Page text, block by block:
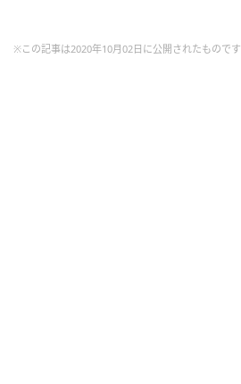
※この記事は2020年10月02日に公開されたものです